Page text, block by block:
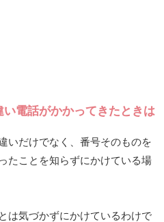
電話がかかってきたときは
いだけでなく、番号そのものを
たことを知らずにかけている場
は気づかずにかけているわけで